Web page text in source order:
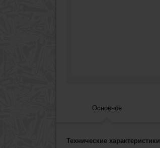
Основное
Технические характеристики